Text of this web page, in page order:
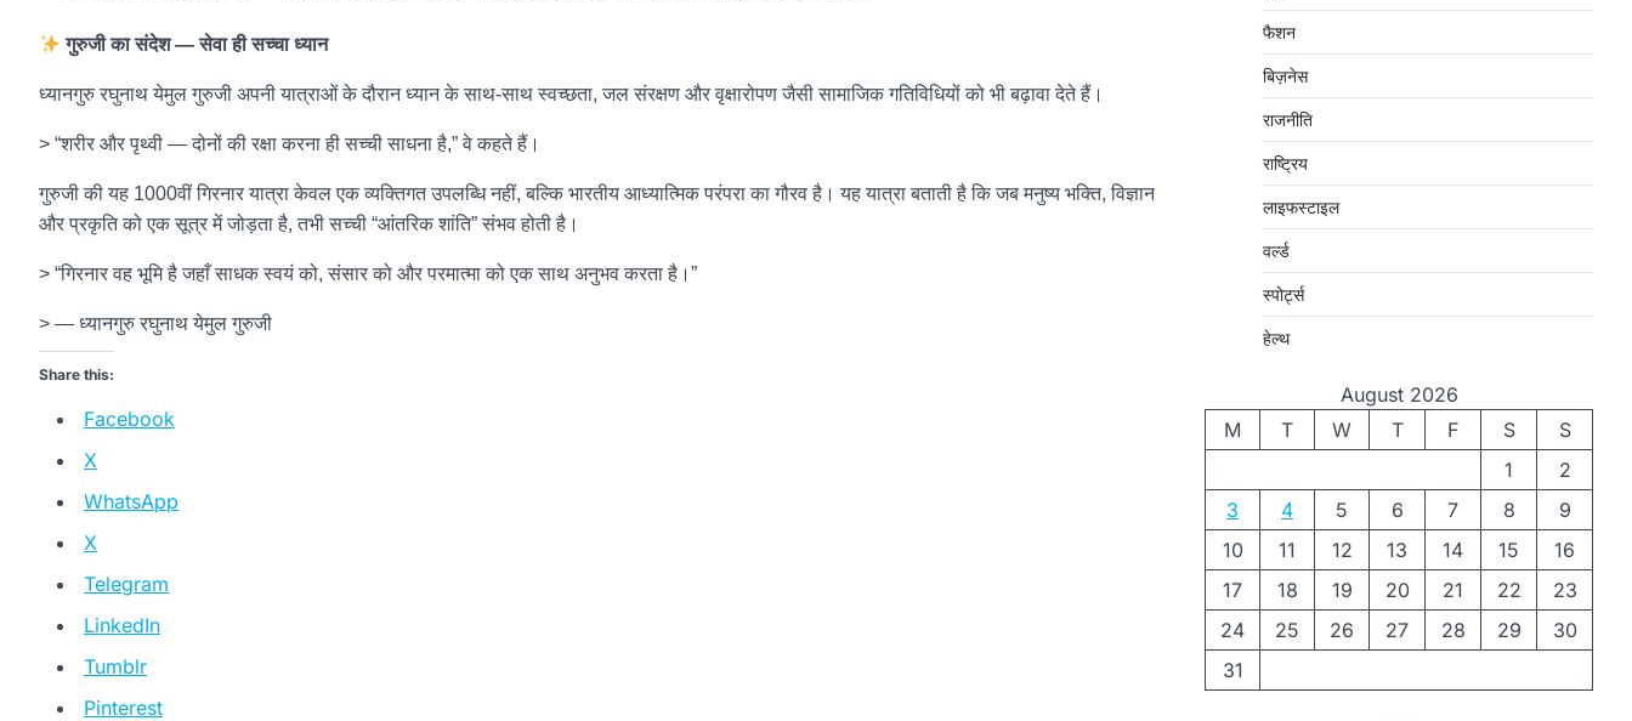
गुरुजी का संदेश — सेवा ही सच्चा ध्यान
ध्यानगुरु रघुनाथ येमुल गुरुजी अपनी यात्राओं के दौरान ध्यान के साथ-साथ स्वच्छता, जल संरक्षण और वृक्षारोपण जैसी सामाजिक गतिविधियों को भी बढ़ावा देते हैं।
> “शरीर और पृथ्वी — दोनों की रक्षा करना ही सच्ची साधना है,” वे कहते हैं।
गुरुजी की यह 1000वीं गिरनार यात्रा केवल एक व्यक्तिगत उपलब्धि नहीं, बल्कि भारतीय आध्यात्मिक परंपरा का गौरव है। यह यात्रा बताती है कि जब मनुष्य भक्ति, विज्ञान
और प्रकृति को एक सूत्र में जोड़ता है, तभी सच्ची “आंतरिक शांति” संभव होती है।
> “गिरनार वह भूमि है जहाँ साधक स्वयं को, संसार को और परमात्मा को एक साथ अनुभव करता है।”
> — ध्यानगुरु रघुनाथ येमुल गुरुजी
Share this:
Facebook
X
WhatsApp
X
Telegram
LinkedIn
Tumblr
Pinterest
फैशन
बिज़नेस
राजनीति
राष्ट्रिय
लाइफस्टाइल
वर्ल्ड
स्पोर्ट्स
हेल्थ
August 2026
M
T W T F S
S
1
2
3
4 5 6 7 8
9
10
11 12 13 14 15
16
17
18 19 20 21 22
23
24
25 26 27 28 29
30
31